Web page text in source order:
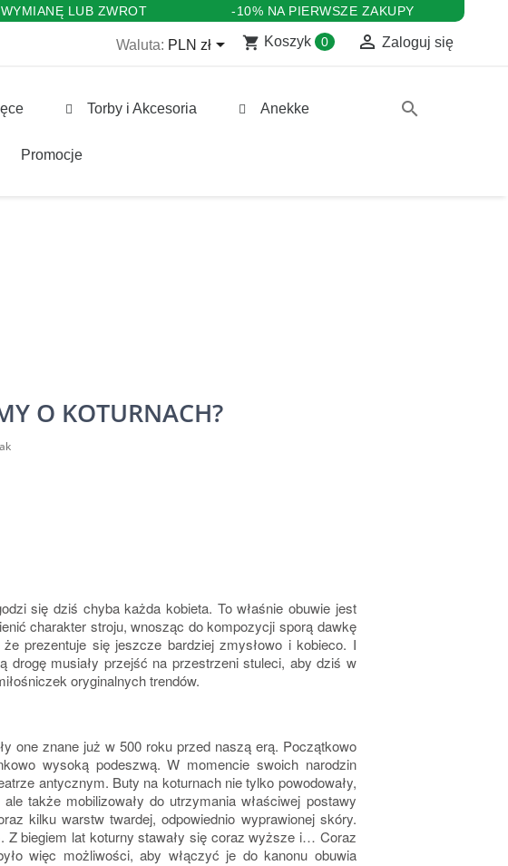
LUB ZWROT -10% NA PIERWSZE ZAKUPY
Waluta: PLN zł shopping_cart Koszyk 0  Zaloguj się
Torby i Akcesoria Anekke
Promocje
search
O KOTURNACH?
się dziś chyba każda kobieta. To właśnie obuwie jest
charakter stroju, wnosząc do kompozycji sporą dawkę
prezentuje się jeszcze bardziej zmysłowo i kobieco. I
musiały przejść na przestrzeni stuleci, aby dziś w
oryginalnych trendów.
one znane już w 500 roku przed naszą erą. Początkowo
wysoką podeszwą. W momencie swoich narodzin
antycznym. Buty na koturnach nie tylko powodowały,
także mobilizowały do utrzymania właściwej postawy
kilku warstw twardej, odpowiednio wyprawionej skóry.
Z biegiem lat koturny stawały się coraz wyższe i… Coraz
więc możliwości, aby włączyć je do kanonu obuwia